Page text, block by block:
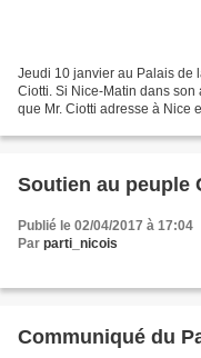
Jeudi 10 janvier au Palais de
Ciotti. Si Nice-Matin dans
que Mr. Ciotti adresse à Nice
Soutien au peuple
Publié le 02/04/2017 à 17:04
Par parti_nicois
Communiqué du